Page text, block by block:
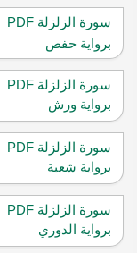
سورة الزلزلة PDF
برواية حفص
سورة الزلزلة PDF
برواية ورش
سورة الزلزلة PDF
برواية شعبة
سورة الزلزلة PDF
برواية الدوري